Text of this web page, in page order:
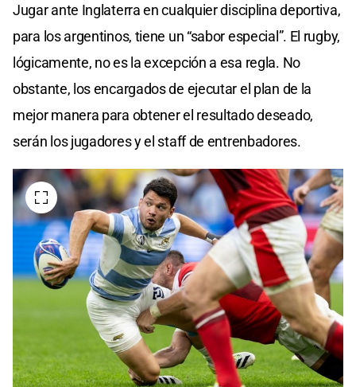
Jugar ante Inglaterra en cualquier disciplina deportiva,
para los argentinos, tiene un “sabor especial”. El rugby,
lógicamente, no es la excepción a esa regla. No
obstante, los encargados de ejecutar el plan de la
mejor manera para obtener el resultado deseado,
serán los jugadores y el staff de entrenbadores.